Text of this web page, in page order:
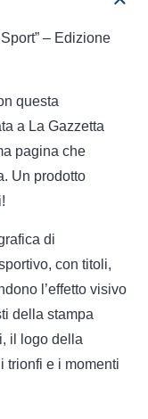
– Edizione
questa
a La Gazzetta
pagina che
Un prodotto
di
con titoli,
l’effetto visivo
della stampa
il logo della
trionfi e i momenti